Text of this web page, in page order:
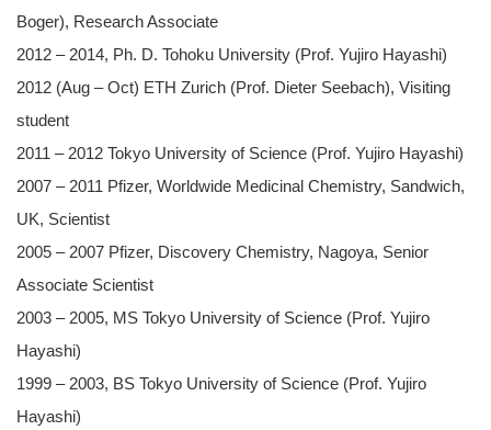
Boger), Research Associate
2012 – 2014, Ph. D. Tohoku University (Prof. Yujiro Hayashi)
2012 (Aug – Oct) ETH Zurich (Prof. Dieter Seebach), Visiting
student
2011 – 2012 Tokyo University of Science (Prof. Yujiro Hayashi)
2007 – 2011 Pfizer, Worldwide Medicinal Chemistry, Sandwich,
UK, Scientist
2005 – 2007 Pfizer, Discovery Chemistry, Nagoya, Senior
Associate Scientist
2003 – 2005, MS Tokyo University of Science (Prof. Yujiro
Hayashi)
1999 – 2003, BS Tokyo University of Science (Prof. Yujiro
Hayashi)